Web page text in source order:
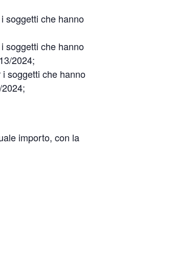
soggetti che hanno
soggetti che hanno
2024;
soggetti che hanno
importo, con la